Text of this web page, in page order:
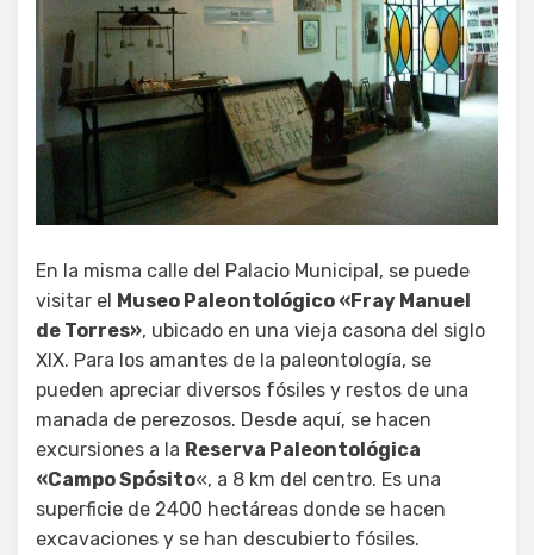
En la misma calle del Palacio Municipal, se puede
visitar el Museo Paleontológico «Fray Manuel
de Torres», ubicado en una vieja casona del siglo
XIX. Para los amantes de la paleontología, se
pueden apreciar diversos fósiles y restos de una
manada de perezosos. Desde aquí, se hacen
excursiones a la Reserva Paleontológica
«Campo Spósito«, a 8 km del centro. Es una
superficie de 2400 hectáreas donde se hacen
excavaciones y se han descubierto fósiles.